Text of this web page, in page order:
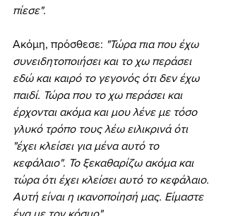
πίεσε".
Ακόμη, πρόσθεσε: "Τώρα πια που έχω
συνειδητοποιήσει και το χω περάσει
εδώ και καιρό το γεγονός ότι δεν έχω
παιδί. Τώρα που το χω περάσει και
έρχονται ακόμα και μου λένε με τόσο
γλυκό τρόπο τους λέω ειλικρινά ότι
"έχει κλείσει για μένα αυτό το
κεφάλαιο". Το ξεκαθαρίζω ακόμα και
τώρα ότι έχει κλείσει αυτό το κεφάλαιο.
Αυτή είναι η ικανοποίησή μας. Είμαστε
ένα με τον κόσμο".